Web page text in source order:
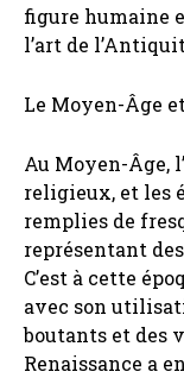
figure humaine
l’art de
Le Moyen-Âge
Au Moyen-Âge,
religieux, et les
remplies de
représentant
C’est à cette
avec son
boutants et des
Renaissance a